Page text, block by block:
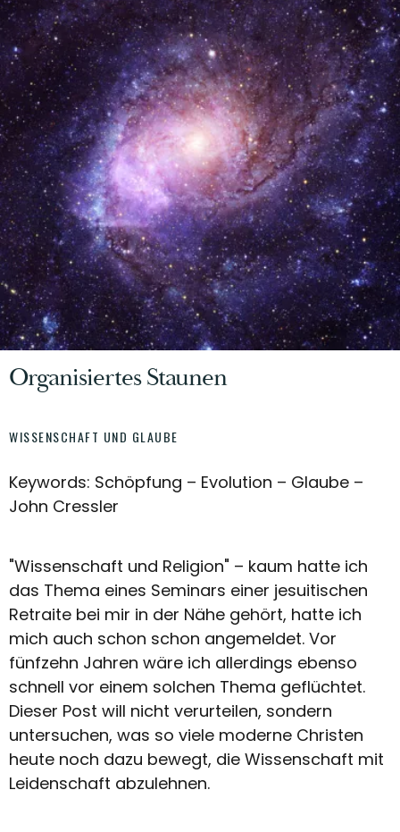
Organisiertes Staunen
WISSENSCHAFT UND GLAUBE
Keywords: Schöpfung – Evolution – Glaube –
John Cressler
"Wissenschaft und Religion" – kaum hatte ich
das Thema eines Seminars einer jesuitischen
Retraite bei mir in der Nähe gehört, hatte ich
mich auch schon schon angemeldet. Vor
fünfzehn Jahren wäre ich allerdings ebenso
schnell vor einem solchen Thema geflüchtet.
Dieser Post will nicht verurteilen, sondern
untersuchen, was so viele moderne Christen
heute noch dazu bewegt, die Wissenschaft mit
Leidenschaft abzulehnen.